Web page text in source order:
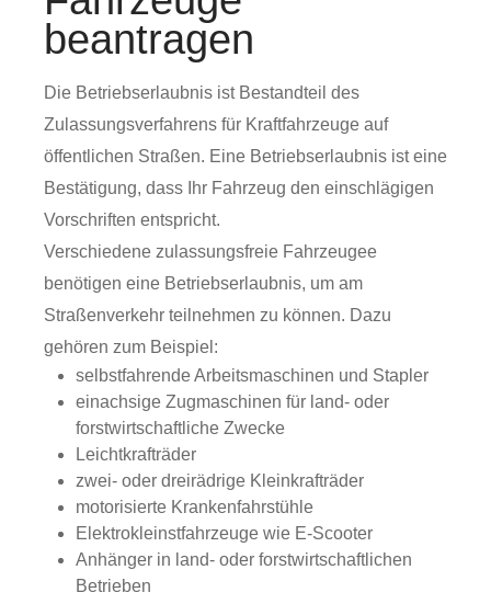
beantragen
Die Betriebserlaubnis ist Bestandteil des
Zulassungsverfahrens für Kraftfahrzeuge auf
öffentlichen Straßen. Eine Betriebserlaubnis ist eine
Bestätigung, dass Ihr Fahrzeug den einschlägigen
Vorschriften entspricht.
Verschiedene zulassungsfreie Fahrzeugee
benötigen eine Betriebserlaubnis, um am
Straßenverkehr teilnehmen zu können. Dazu
gehören zum Beispiel:
selbstfahrende Arbeitsmaschinen und Stapler
einachsige Zugmaschinen für land- oder
forstwirtschaftliche Zwecke
Leichtkrafträder
zwei- oder dreirädrige Kleinkrafträder
motorisierte Krankenfahrstühle
Elektrokleinstfahrzeuge wie E-Scooter
Anhänger in land- oder forstwirtschaftlichen
Betrieben